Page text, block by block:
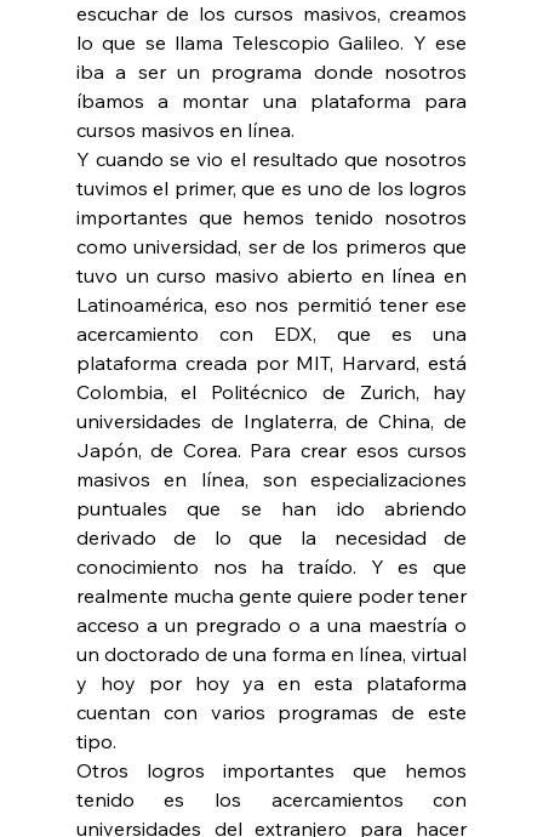
escuchar de los cursos masivos, creamos
lo que se llama Telescopio Galileo. Y ese
iba a ser un programa donde nosotros
íbamos a montar una plataforma para
cursos masivos en línea.
Y cuando se vio el resultado que nosotros
tuvimos el primer, que es uno de los logros
importantes que hemos tenido nosotros
como universidad, ser de los primeros que
tuvo un curso masivo abierto en línea en
Latinoamérica, eso nos permitió tener ese
acercamiento con EDX, que es una
plataforma creada por MIT, Harvard, está
Colombia, el Politécnico de Zurich, hay
universidades de Inglaterra, de China, de
Japón, de Corea. Para crear esos cursos
masivos en línea, son especializaciones
puntuales que se han ido abriendo
derivado de lo que la necesidad de
conocimiento nos ha traído. Y es que
realmente mucha gente quiere poder tener
acceso a un pregrado o a una maestría o
un doctorado de una forma en línea, virtual
y hoy por hoy ya en esta plataforma
cuentan con varios programas de este
tipo.
Otros logros importantes que hemos
tenido es los acercamientos con
universidades del extranjero para hacer